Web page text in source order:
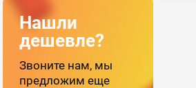
Нашли
дешевле?
Звоните нам, мы
предложим еще